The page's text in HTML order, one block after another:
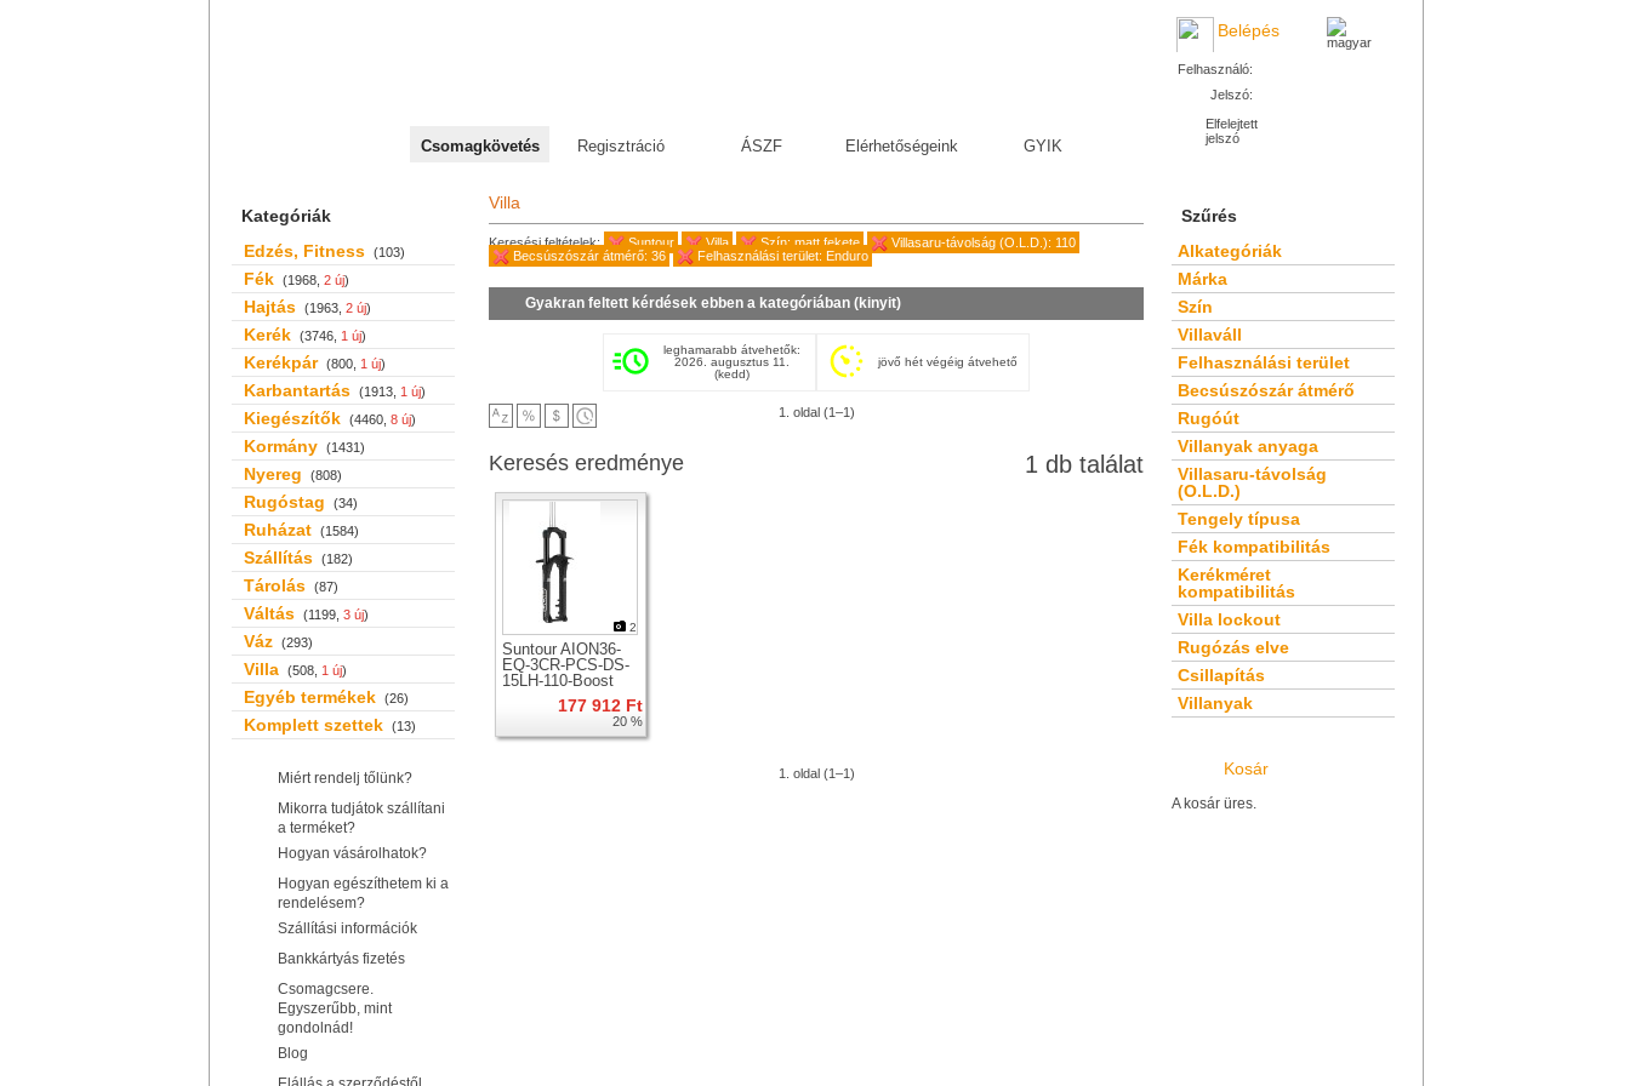
Kategóriák
Edzés, Fitness (103)
Fék (1968, 2 új)
Hajtás (1963, 2 új)
Kerék (3746, 1 új)
Kerékpár (800, 1 új)
Karbantartás (1913, 1 új)
Kiegészítők (4460, 8 új)
Kormány (1431)
Nyereg (808)
Rugóstag (34)
Ruházat (1584)
Szállítás (182)
Tárolás (87)
Váltás (1199, 3 új)
Váz (293)
Villa (508, 1 új)
Egyéb termékek (26)
Komplett szettek (13)
Miért rendelj tőlünk?
Mikorra tudjátok szállítani
a terméket?
Hogyan vásárolhatok?
Hogyan egészíthetem ki a
rendelésem?
Szállítási információk
Bankkártyás fizetés
Csomagcsere.
Egyszerűbb, mint
gondolnád!
Blog
Villa
Keresési feltételek: Suntour Villa Szín: matt fekete
Villasaru-távolság (O.L.D.): 110
Becsúszószár átmérő: 36
Felhasználási terület: Enduro
Gyakran feltett kérdések ebben a kategóriában (kinyit)
leghamarabb átvehetők:
2026. augusztus 11.
(kedd)
jövő hét végéig átvehető
1. oldal (1–1)
1 db találat
Keresés eredménye
2
Suntour AION36-
EQ-3CR-PCS-DS-
15LH-110-Boost
teleszkóp 29er
kerékhez177 912 Ft
20 %
1. oldal (1–1)
Szűrés
Alkategóriák
Márka
Szín
Villaváll
Felhasználási terület
Becsúszószár átmérő
Rugóút
Villanyak anyaga
Villasaru-távolság
(O.L.D.)
Tengely típusa
Fék kompatibilitás
Kerékméret
kompatibilitás
Villa lockout
Rugózás elve
Csillapítás
Villanyak
Kosár
A kosár üres.
Belépés
Felhasználó:
Jelszó:
Elfelejtett
jelszó
Csomagkövetés Regisztráció ÁSZF Elérhetőségeink GYIK